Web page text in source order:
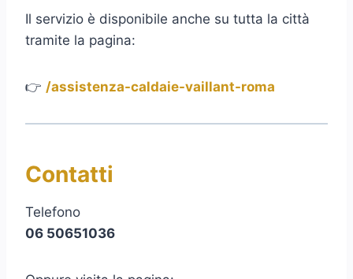
Il servizio è disponibile anche su tutta la città
tramite la pagina:
👉 /assistenza-caldaie-vaillant-roma
Contatti
Telefono
06 50651036